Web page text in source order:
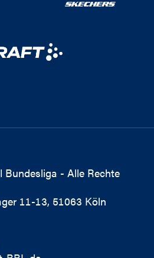
- Alle Rechte
11-13, 51063 Köln